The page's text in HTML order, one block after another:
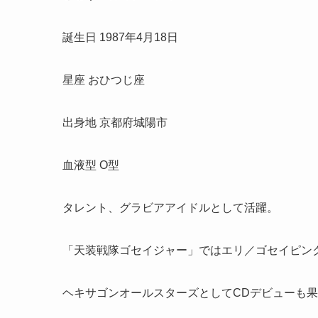
誕生日 1987年4月18日
星座 おひつじ座
出身地 京都府城陽市
血液型 O型
タレント、グラビアアイドルとして活躍。
「天装戦隊ゴセイジャー」ではエリ／ゴセイピン
ヘキサゴンオールスターズとしてCDデビューも果